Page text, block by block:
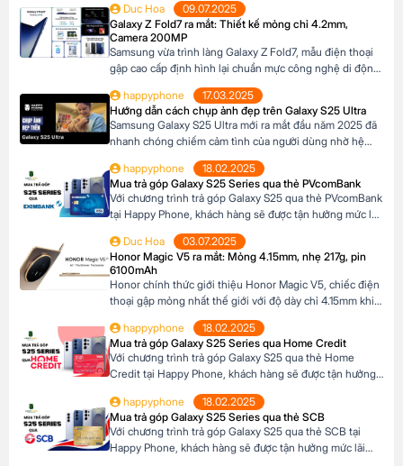
bán lẻ tại Châu Âu. Với những nâng cấp đáng chú ý về
camera, hiệu năng và thiết kế, Galaxy A17 […]
Duc Hoa
09.07.2025
Galaxy Z Fold7 ra mắt: Thiết kế mỏng chỉ 4.2mm,
Camera 200MP
Samsung vừa trình làng Galaxy Z Fold7, mẫu điện thoại
gập cao cấp định hình lại chuẩn mực công nghệ di động.
200MP sắc nét chưa từng có trên dòng Z Fold, sản phẩm
này không chỉ là một thiết bị công nghệ […]
happyphone
17.03.2025
Hướng dẫn cách chụp ảnh đẹp trên Galaxy S25 Ultra
Samsung Galaxy S25 Ultra mới ra mắt đầu năm 2025 đã
nhanh chóng chiếm cảm tình của người dùng nhờ hệ
200MP, khả năng zoom xa ấn tượng và các tính năng
thông minh giúp ghi lại những khoảnh khắc đẹp trong
cuộc sống. Sau đây […]
happyphone
18.02.2025
Mua trả góp Galaxy S25 Series qua thẻ PVcomBank
Với chương trình trả góp Galaxy S25 qua thẻ PVcomBank
tại Happy Phone, khách hàng sẽ được tận hưởng mức lãi
suất cực kỳ ưu đãi. Đặc biệt, khách hàng có thể linh hoạt
lựa chọn kỳ hạn trả góp từ 3 đến 12 tháng, phù hợp với
khả năng tài chính của mình. Mục […]
Duc Hoa
03.07.2025
Honor Magic V5 ra mắt: Mỏng 4.15mm, nhẹ 217g, pin
6100mAh
Honor chính thức giới thiệu Honor Magic V5, chiếc điện
thoại gập mỏng nhất thế giới với độ dày chỉ 4.15mm khi
mở và 8.8mm khi gập (phiên bản Trắng Ngà). Với trọng
lượng 217g, pin dung lượng lớn 6100mAh và công nghệ
AI tiên tiến, Honor Magic V5 định nghĩa lại chuẩn mực
flagship […]
happyphone
18.02.2025
Mua trả góp Galaxy S25 Series qua Home Credit
Với chương trình trả góp Galaxy S25 qua thẻ Home
Credit tại Happy Phone, khách hàng sẽ được tận hưởng
linh hoạt lựa chọn kỳ hạn trả góp từ 3 đến 12 tháng, phù
hợp với khả năng tài chính của mình. […]
happyphone
18.02.2025
Mua trả góp Galaxy S25 Series qua thẻ SCB
Với chương trình trả góp Galaxy S25 qua thẻ SCB tại
Happy Phone, khách hàng sẽ được tận hưởng mức lãi